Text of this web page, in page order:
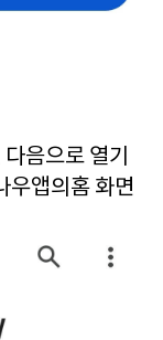
음으로 열기
우앱의홈 화면